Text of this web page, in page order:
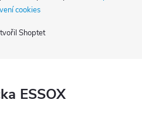
Shoptet
cookies
ESSOX